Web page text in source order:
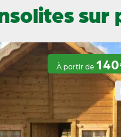
sur
À partir de